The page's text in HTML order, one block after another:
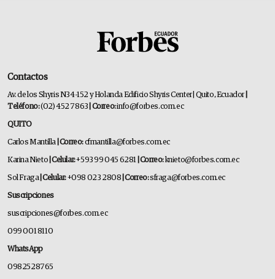
Contactos
Av. de los Shyris N34-152 y Holanda Edificio Shyris Center | Quito, Ecuador
Teléfono:(02) 452 7863 | Correo:info@forbes.com.ec
QUITO
Carlos Mantilla | Correo:cfmantilla@forbes.com.ec
Karina Nieto | Celular:+593 99 045 6281 | Correo: knieto@forbes.com.ec
Sol Fraga | Celular:+098 023 2808 | Correo:sfraga@forbes.com.ec
Suscripciones
suscripciones@forbes.com.ec
099 001 8110
WhatsApp
0982528765